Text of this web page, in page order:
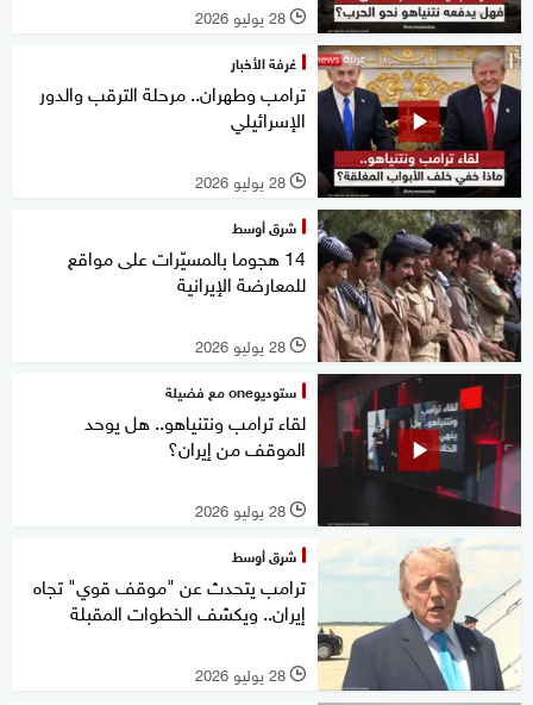
l 28 يوليو 2026
غرفة الأخبار
ترامب وطهران.. مرحلة الترقب والدور
الإسرائيلي
l 28 يوليو 2026
شرق أوسط
14 هجوما بالمسيّرات على مواقع
للمعارضة الإيرانية
l 28 يوليو 2026
ستوديوone مع فضيلة
لقاء ترامب ونتنياهو.. هل يوحد
الموقف من إيران؟
l 28 يوليو 2026
شرق أوسط
ترامب يتحدث عن "موقف قوي" تجاه
إيران.. ويكشف الخطوات المقبلة
l 28 يوليو 2026